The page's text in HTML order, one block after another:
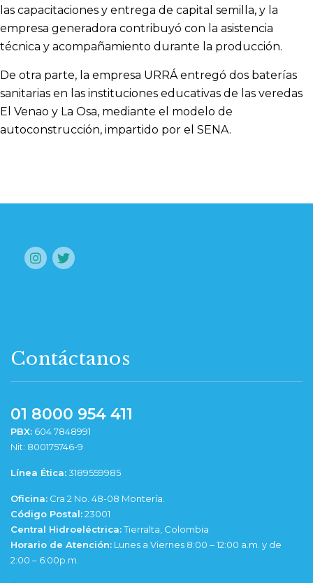
las capacitaciones y entrega de capital semilla, y la
empresa generadora contribuyó con la asistencia
técnica y acompañamiento durante la producción.
De otra parte, la empresa URRÁ entregó dos baterías
sanitarias en las instituciones educativas de las veredas
El Venao y La Osa, mediante el modelo de
autoconstrucción, impartido por el SENA.
Contáctanos
01 8000 954 411
PBX: 604 7848991
Nit: 800175746-9
Línea Ética:3189559985
Oficina: Cra 2 No. 48-08 Montería.
Código Postal:23001
Central Hidroeléctrica:Tierralta, Colombia
Horario de Atención: Lunes a Viernes 8:00 – 12:00 a.m. y de
2:00 – 6:00p.m.